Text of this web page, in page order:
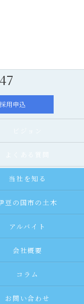
採用申込
当社を知る
豆の国市の土木
アルバイト
会社概要
コラム
お問い合わせ